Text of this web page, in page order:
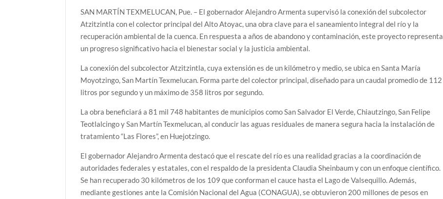
SAN MARTÍN TEXMELUCAN, Pue. – El gobernador Alejandro Armenta supervisó la conexión del subcolector
Atzitzintla con el colector principal del Alto Atoyac, una obra clave para el saneamiento integral del río y la
recuperación ambiental de la cuenca. En respuesta a años de abandono y contaminación, este proyecto representa
un progreso significativo hacia el bienestar social y la justicia ambiental.
La conexión del subcolector Atzitzintla, cuya extensión es de un kilómetro y medio, se ubica en Santa María
Moyotzingo, San Martín Texmelucan. Forma parte del colector principal, diseñado para un caudal promedio de 112
litros por segundo y un máximo de 358 litros por segundo.
La obra beneficiará a 81 mil 748 habitantes de municipios como San Salvador El Verde, Chiautzingo, San Felipe
Teotlalcingo y San Martín Texmelucan, al conducir las aguas residuales de manera segura hacia la instalación de
tratamiento “Las Flores”, en Huejotzingo.
El gobernador Alejandro Armenta destacó que el rescate del río es una realidad gracias a la coordinación de
autoridades federales y estatales, con el respaldo de la presidenta Claudia Sheinbaum y con un enfoque científico.
Se han recuperado 30 kilómetros de los 109 que conforman el cauce hasta el Lago de Valsequillo. Además,
mediante gestiones ante la Comisión Nacional del Agua (CONAGUA), se obtuvieron 200 millones de pesos en